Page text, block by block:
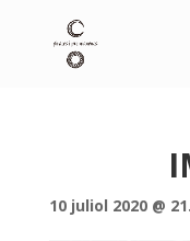
10 juliol 2020 @